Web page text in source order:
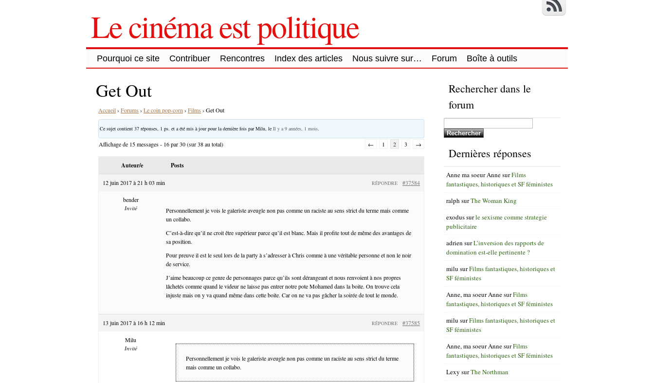
Le cinéma est politique
Pourquoi ce site Contribuer Rencontres Index des articles Nous suivre sur… Forum Boîte à outils
Get Out
Accueil› Forums › Le coin pop-corn › Films › Get Out
Ce sujet contient 37 réponses, 1 ps. et a été mis à jour pour la dernière fois parMilu , le Il y a 9 années, 1 mois
Affichage de 15 messages - 16 par 30 (sur 38 au total) ← 1 2 3 →
Auteur/e Posts
12 juin 2017 à 21 h 03 min #37584
RÉPONDRE
bender
Invité
Personnellement je vois le galeriste aveugle non pas comme un raciste au sens strict du terme mais comme
un collabo.
C’est-à-dire qu’il ne croit être supérieur parce qu’il est blanc. Mais il profite tout de même des avantages de
sa position.
Pour preuve il est le seul lors de la party à s’adresser à Chris comme à une véritable personne et non le noir
de service.
J’aime beaucoup ce genre de personnages parce qu’ils sont dérangeant et nous renvoient à nos propres
lâchetés comme quand le videur ne laisse pas entrer notre pote Mohamed dans la boite. On trouve cela
injuste mais on y va quand même dans cette boite. Car on ne va pas gâcher la soirée de tout le monde.
13 juin 2017 à 16 h 12 min #37585
RÉPONDRE
Milu
Invité
Personnellement je vois le galeriste aveugle non pas comme un raciste au sens strict du terme
mais comme un collabo.
Rechercher dans le
forum
Dernières réponses
Anne ma soeur AnnesurFilms
fantastiques, historiques et SF féministes
ralph surThe Woman King
exodussurle sexisme comme strategie
publicitaire
adrien surL’inversion des rapports de
domination est-elle pertinente ?
milu surFilms fantastiques, historiques et
SF féministes
Anne, ma soeur AnnesurFilms
fantastiques, historiques et SF féministes
milu surFilms fantastiques, historiques et
SF féministes
Anne, ma soeur AnnesurFilms
fantastiques, historiques et SF féministes
Lexy surThe Northman